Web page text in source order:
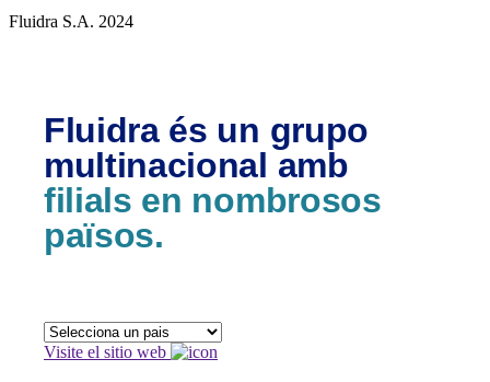
Fluidra S.A. 2024
Fluidra és un grupo
multinacional amb
filials en nombrosos
països.
Visite el sitio web